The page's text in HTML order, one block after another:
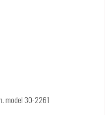
model 30-2261